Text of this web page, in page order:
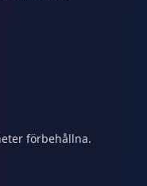
förbehållna.